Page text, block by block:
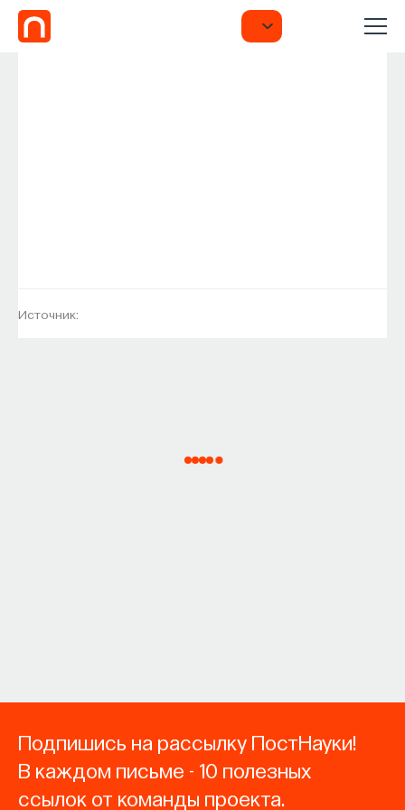
Источник:
Подпишись на рассылку ПостНауки!
В каждом письме - 10 полезных
ссылок от команды проекта.